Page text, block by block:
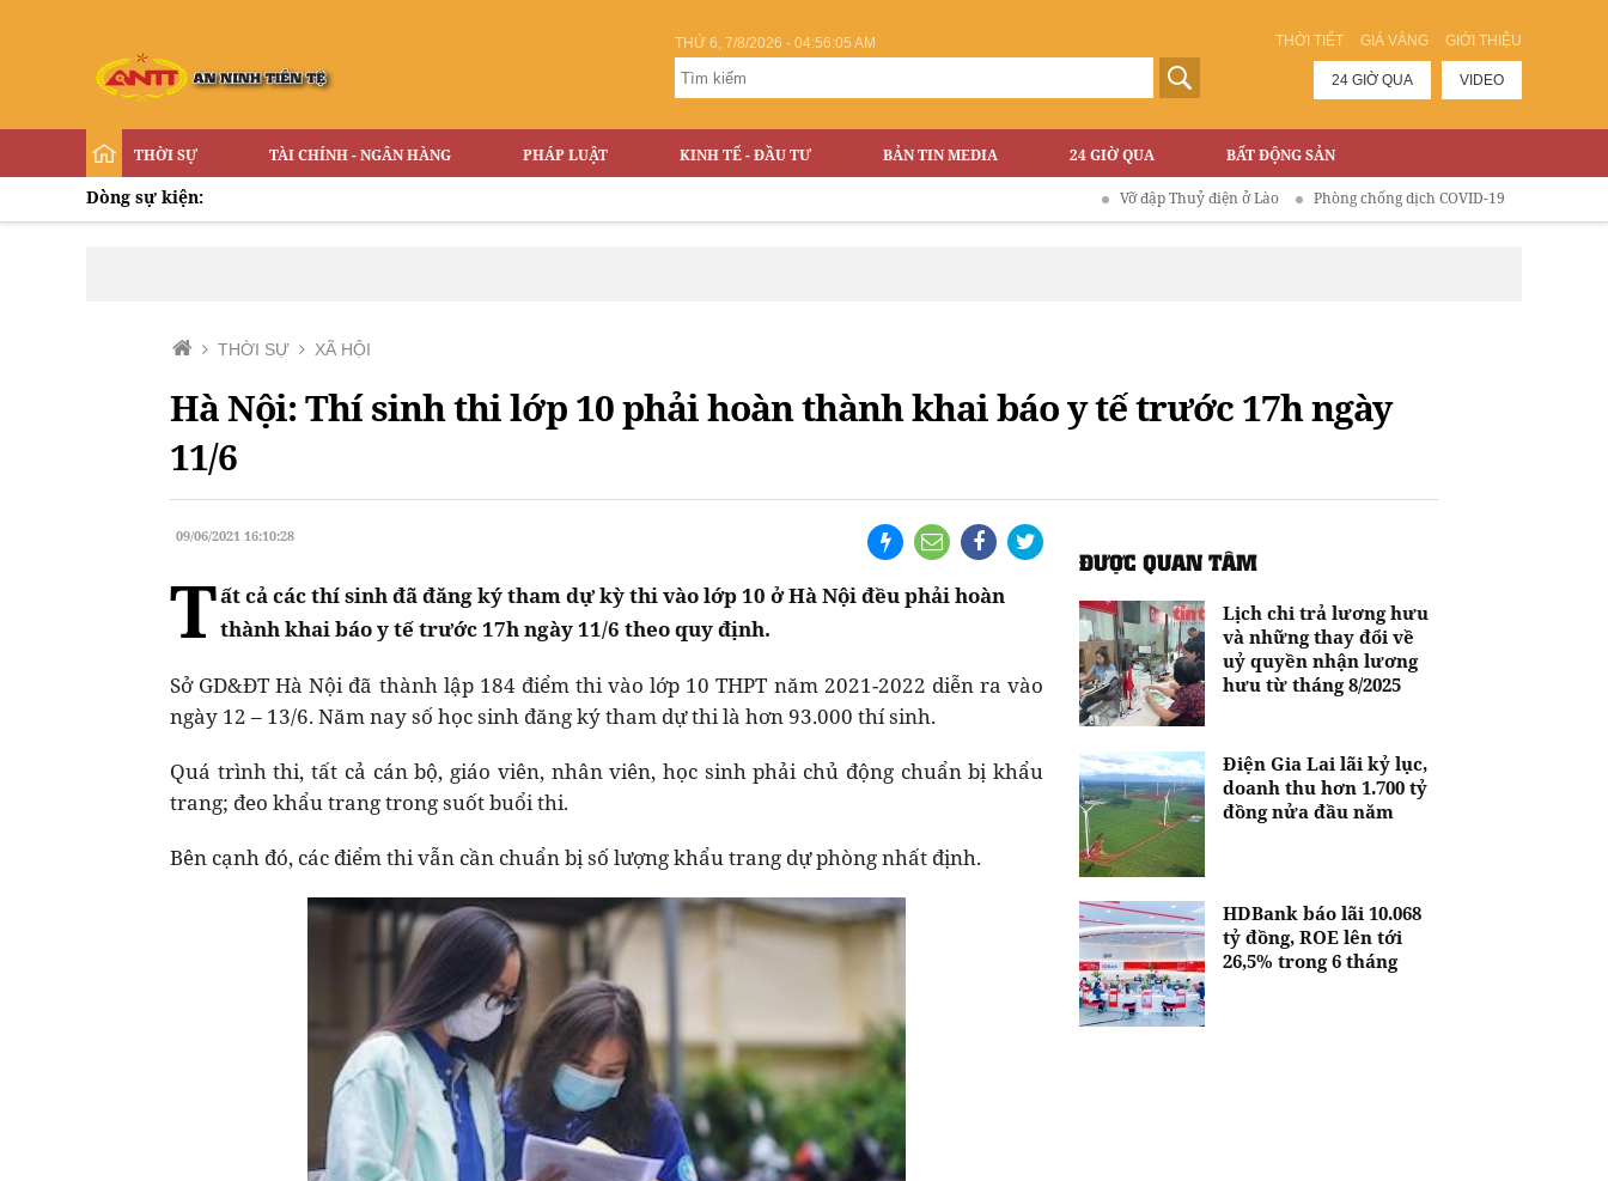
THỜI TIẾT GIÁ VÀNG GIỚI THIỆU
THỨ 6, 7/8/2026 - 04:56:05 AM
24 GIỜ QUA VIDEO
THỜI SỰ TÀI CHÍNH - NGÂN HÀNG PHÁP LUẬT KINH TẾ - ĐẦU TƯ BẢN TIN MEDIA 24 GIỜ QUA BẤT ĐỘNG SẢN
Dòng sự kiện: Vỡ đập Thuỷ điện ở Lào Phòng chống dịch COVID-19
THỜI SỰ XÃ HỘI
Hà Nội: Thí sinh thi lớp 10 phải hoàn thành khai báo y tế trước 17h ngày
11/6
09/06/2021 16:10:28
Tất cả các thí sinh đã đăng ký tham dự kỳ thi vào lớp 10 ở Hà Nội đều phải hoàn
thành khai báo y tế trước 17h ngày 11/6 theo quy định.
Sở GD&ĐT Hà Nội đã thành lập 184 điểm thi vào lớp 10 THPT năm 2021-2022 diễn ra vào
ngày 12 – 13/6. Năm nay số học sinh đăng ký tham dự thi là hơn 93.000 thí sinh.
Quá trình thi, tất cả cán bộ, giáo viên, nhân viên, học sinh phải chủ động chuẩn bị khẩu
trang; đeo khẩu trang trong suốt buổi thi.
Bên cạnh đó, các điểm thi vẫn cần chuẩn bị số lượng khẩu trang dự phòng nhất định.
ĐƯỢC QUAN TÂM
Lịch chi trả lương hưu
và những thay đổi về
uỷ quyền nhận lương
hưu từ tháng 8/2025
Điện Gia Lai lãi kỷ lục,
doanh thu hơn 1.700 tỷ
đồng nửa đầu năm
HDBank báo lãi 10.068
tỷ đồng, ROE lên tới
26,5% trong 6 tháng